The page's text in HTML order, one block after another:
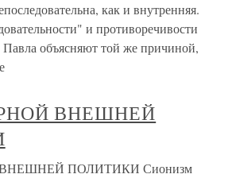
как и внутренняя.
и противоречивости
объясняют той же причиной,
ВНЕШНЕЙ
ПОЛИТИКИ Сионизм